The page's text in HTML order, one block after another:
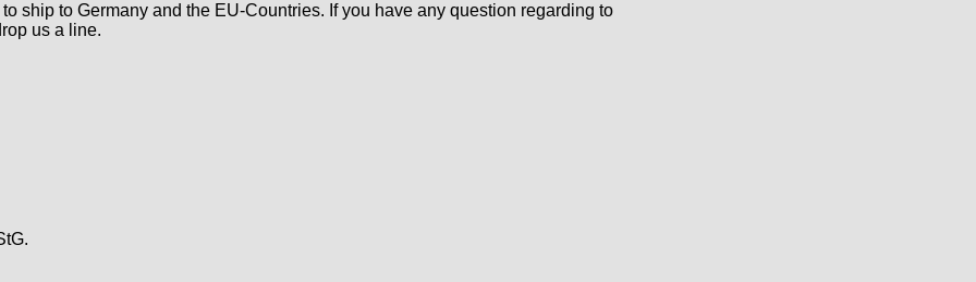
ship to Germany and the EU-Countries. If you have any question regarding to
us a line.